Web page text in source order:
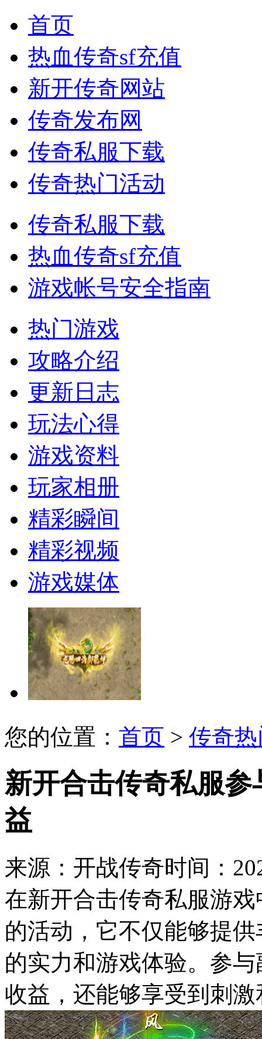
首页
热血传奇sf充值
新开传奇网站
传奇发布网
传奇私服下载
传奇热门活动
传奇私服下载
热血传奇sf充值
游戏帐号安全指南
热门游戏
攻略介绍
更新日志
玩法心得
游戏资料
玩家相册
精彩瞬间
精彩视频
游戏媒体
您的位置： 首页 > 传奇
新开合击传奇私服
益
来源：开战传奇时间：
在新开合击传奇私服游
的活动，它不仅能够提
的实力和游戏体验。参
收益，还能够享受到刺